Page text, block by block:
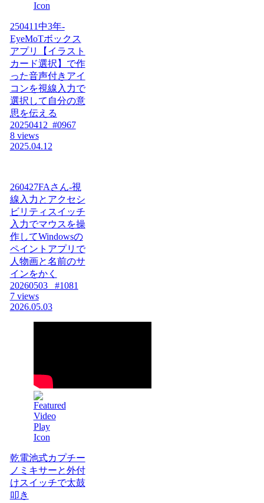
250411中3年-
EyeMoTボックス
アプリ【イラスト
カード選択】で作
った音声付きアイ
コンを視線入力で
選択して自分の意
思を伝える
20250412_#0967
8 views
2025.04.12
260427FAさん-視
線入力とアクセシ
ビリティスイッチ
入力でマウスを操
作してWindowsの
ペイントアプリで
人物画と名前のサ
インをかく
20260503_ #1081
7 views
2026.05.03
乾電池式カプチー
ノミキサーと外付
けスイッチで太鼓
叩き